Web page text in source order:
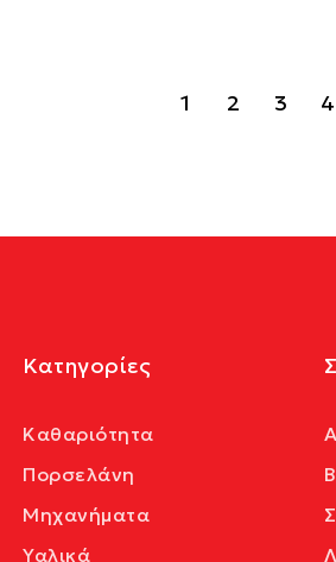
1 2 3 4
Κατηγορίες
Καθαριότητα
Πορσελάνη
Μηχανήματα
Υαλικά